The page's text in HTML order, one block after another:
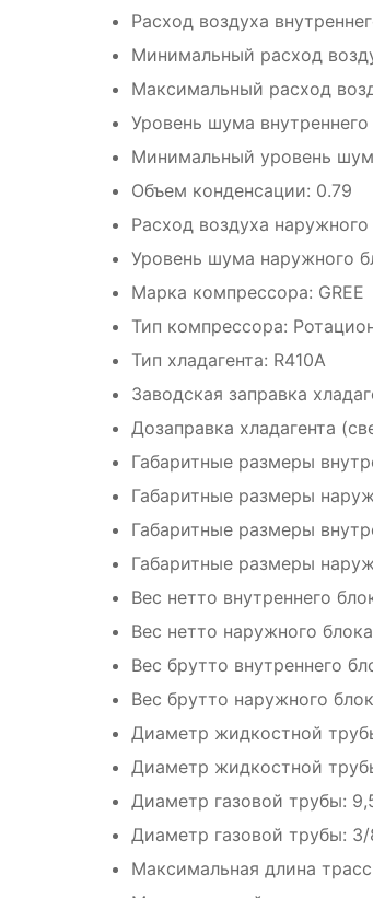
Расход воздуха
Минимальный расход
Максимальный расход
Уровень шума
Минимальный уровень
Объем конденсации: 0.79
Расход воздуха наружного
Уровень шума наружного
Марка компрессора: GREE
Тип компрессора:
Тип хладагента: R410A
Заводская заправка
Дозаправка хладагента
Габаритные размеры
Габаритные размеры
Габаритные размеры
Габаритные размеры
Вес нетто внутреннего
Вес нетто наружного
Вес брутто внутреннего
Вес брутто наружного
Диаметр жидкостной
Диаметр жидкостной
Диаметр газовой трубы:
Диаметр газовой трубы: 3/
Максимальная длина